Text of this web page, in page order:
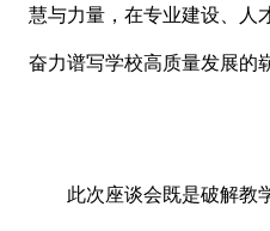
慧与力量，在专业建设、人
奋力谱写学校高质量发展的
此次座谈会既是破解教